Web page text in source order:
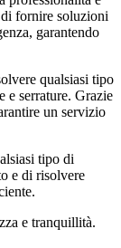
fornire soluzioni
garantendo
qualsiasi tipo
e serrature. Grazie
un servizio
tipo di
e di risolvere
e tranquillità.